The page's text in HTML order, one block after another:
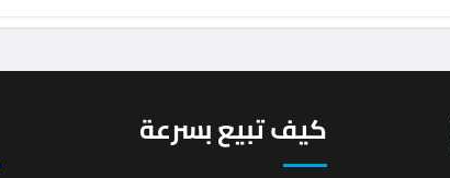
كيف تبيع بسرعة